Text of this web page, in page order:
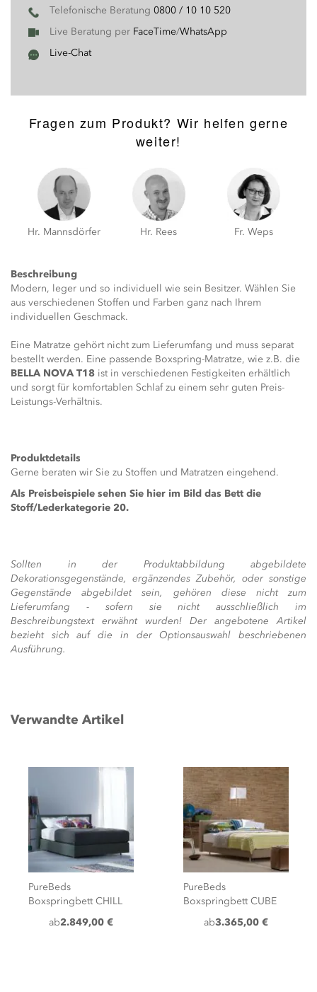
Telefonische Beratung 0800 / 10 10 520
Live Beratung per FaceTime/WhatsApp
Live-Chat
Fragen zum Produkt? Wir helfen gerne
weiter!
Hr. Mannsdörfer Hr. Rees Fr. Weps
Beschreibung
Modern, leger und so individuell wie sein Besitzer. Wählen Sie
aus verschiedenen Stoffen und Farben ganz nach Ihrem
individuellen Geschmack.
Eine Matratze gehört nicht zum Lieferumfang und muss separat
bestellt werden. Eine passende Boxspring-Matratze, wie z.B. die
BELLA NOVA T18 ist in verschiedenen Festigkeiten erhältlich
und sorgt für komfortablen Schlaf zu einem sehr guten Preis-
Leistungs-Verhältnis.
Produktdetails
Gerne beraten wir Sie zu Stoffen und Matratzen eingehend.
Als Preisbeispiele sehen Sie hier im Bild das Bett die
Stoff/Lederkategorie 20.
Sollten in der Produktabbildung abgebildete
Dekorationsgegenstände, ergänzendes Zubehör, oder sonstige
Gegenstände abgebildet sein, gehören diese nicht zum
Lieferumfang - sofern sie nicht ausschließlich im
Beschreibungstext erwähnt wurden! Der angebotene Artikel
bezieht sich auf die in der Optionsauswahl beschriebenen
Ausführung.
Verwandte Artikel
PureBeds
Boxspringbett CUBE
ab3.365,00 €
Boxspringbett
ROMANCE inkl.
Premium Matratze